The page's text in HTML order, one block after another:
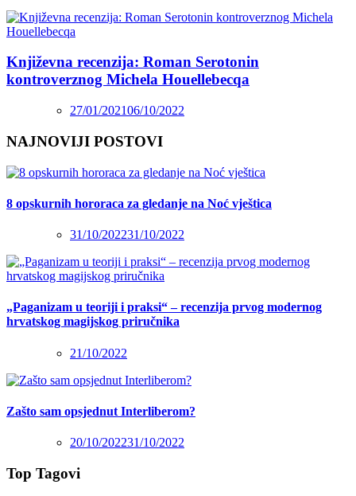
Književna recenzija: Roman Serotonin
kontroverznog Michela Houellebecqa
27/01/202106/10/2022
NAJNOVIJI POSTOVI
8 opskurnih hororaca za gledanje na Noć vještica
31/10/202231/10/2022
„Paganizam u teoriji i praksi“ – recenzija prvog modernog
hrvatskog magijskog priručnika
21/10/2022
Zašto sam opsjednut Interliberom?
20/10/202231/10/2022
Top Tagovi